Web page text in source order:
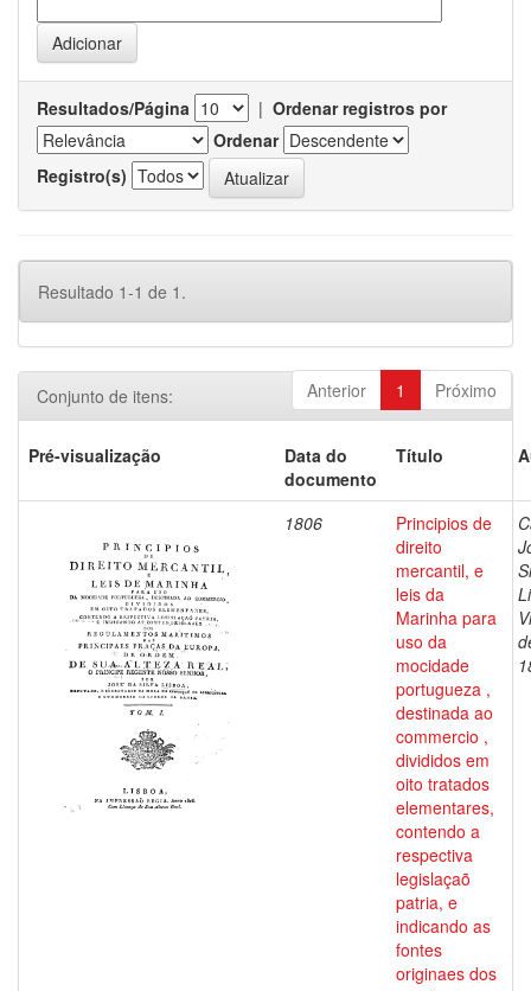
Resultados/Página | Ordenar registros por
Ordenar
Registro(s)
Resultado 1-1 de 1.
Anterior 1 Próximo
Conjunto de itens:
Pré-visualização
Data do
documento
Título
1806
Principios de
direito
mercantil, e
leis da
Marinha para
uso da
mocidade
portugueza ,
destinada ao
commercio ,
divididos em
oito tratados
elementares,
contendo a
respectiva
legislaçaõ
patria, e
indicando as
fontes
originaes dos